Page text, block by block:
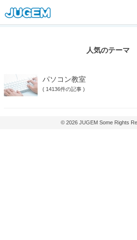
人気のテーマ
パソコン教室
( 14136件の記事 )
© 2026 JUGEM Some Rights